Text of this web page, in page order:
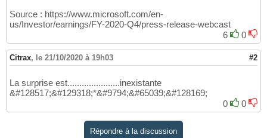
Source : https://www.microsoft.com/en-
us/Investor/earnings/FY-2020-Q4/press-release-webcast
6
0
Citrax, le 21/10/2020 à 19h03 #2
La surprise est......................inexistante
&#128517;&#129318;*&#9794;&#65039;&#128169;
0
0
Répondre à la discussion